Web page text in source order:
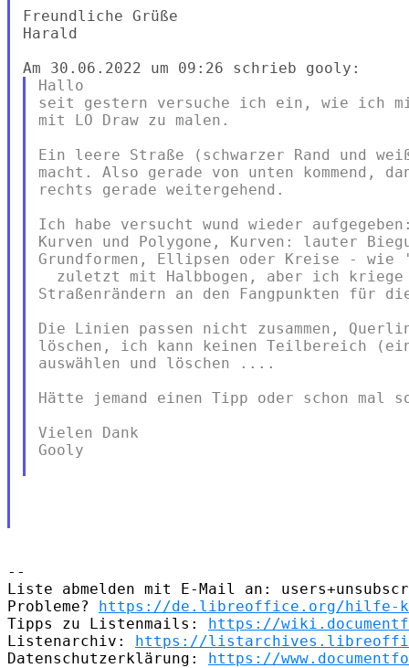
Freundliche Grüße
Harald
Hallo
seit gestern versuche ich ein, wie ich
mit LO Draw zu malen.
Ein leere Straße (schwarzer Rand und
macht. Also gerade von unten kommend,
rechts gerade weitergehend.
Ich habe versucht wund wieder
Kurven und Polygone, Kurven: lauter
Grundformen, Ellipsen oder Kreise - wie
zuletzt mit Halbbogen, aber ich kriege
Straßenrändern an den Fangpunkten für
Die Linien passen nicht zusammen,
löschen, ich kann keinen Teilbereich
auswählen und löschen ....
Hätte jemand einen Tipp oder schon mal
Vielen Dank
Gooly
--
Liste abmelden mit E-Mail an:
Probleme? https://de.libreoffice.org/hilfe-
Tipps zu Listenmails: https://
Listenarchiv: https://
Datenschutzerklärung: https://